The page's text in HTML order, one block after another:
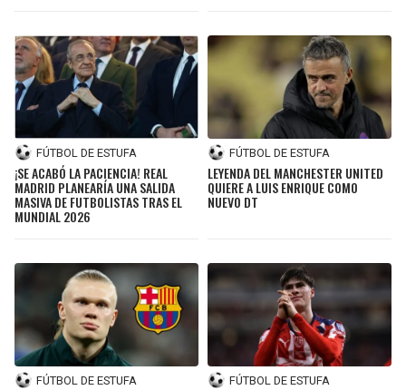
FÚTBOL DE ESTUFA
¡SE ACABÓ LA PACIENCIA! REAL
MADRID PLANEARÍA UNA SALIDA
MASIVA DE FUTBOLISTAS TRAS EL
MUNDIAL 2026
FÚTBOL DE ESTUFA
LEYENDA DEL MANCHESTER UNITED
QUIERE A LUIS ENRIQUE COMO
NUEVO DT
FÚTBOL DE ESTUFA FÚTBOL DE ESTUFA